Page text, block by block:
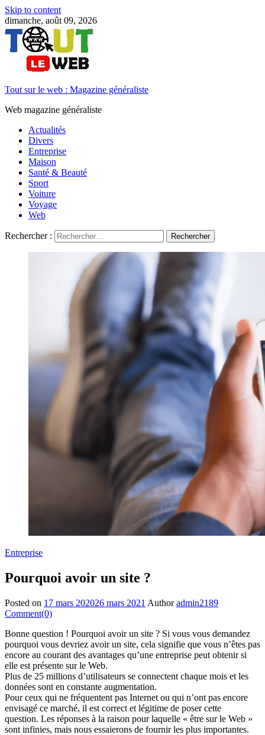
Skip to content
dimanche, août 09, 2026
Tout sur le web : Magazine généraliste
Web magazine généraliste
Actualités
Divers
Entreprise
Maison
Santé & Beauté
Sport
Voiture
Voyage
Web
Rechercher :
Entreprise
Pourquoi avoir un site ?
Posted on 17 mars 202026 mars 2021 Author admin2189
Comment(0)
Bonne question ! Pourquoi avoir un site ? Si vous vous demandez
pourquoi vous devriez avoir un site, cela signifie que vous n’êtes pas
encore au courant des avantages qu’une entreprise peut obtenir si
elle est présente sur le Web.
Plus de 25 millions d’utilisateurs se connectent chaque mois et les
données sont en constante augmentation.
Pour ceux qui ne fréquentent pas Internet ou qui n’ont pas encore
envisagé ce marché, il est correct et légitime de poser cette
question. Les réponses à la raison pour laquelle « être sur le Web »
sont infinies, mais nous essaierons de fournir les plus importantes.